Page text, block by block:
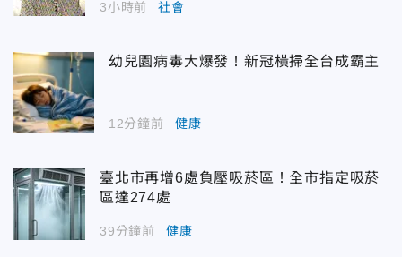
3小時前 社會
幼兒園病毒大爆發！新冠橫掃全台成霸主
12分鐘前 健康
臺北市再增6處負壓吸菸區！全市指定吸菸
區達274處
39分鐘前 健康